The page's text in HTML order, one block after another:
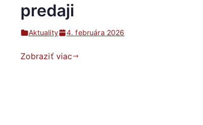
predaji
Aktuality 4. februára 2026
Zobraziť viac